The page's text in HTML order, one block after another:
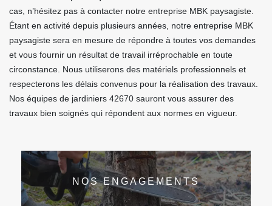
cas, n’hésitez pas à contacter notre entreprise MBK paysagiste.
Étant en activité depuis plusieurs années, notre entreprise MBK
paysagiste sera en mesure de répondre à toutes vos demandes
et vous fournir un résultat de travail irréprochable en toute
circonstance. Nous utiliserons des matériels professionnels et
respecterons les délais convenus pour la réalisation des travaux.
Nos équipes de jardiniers 42670 sauront vous assurer des
travaux bien soignés qui répondent aux normes en vigueur.
NOS ENGAGEMENTS